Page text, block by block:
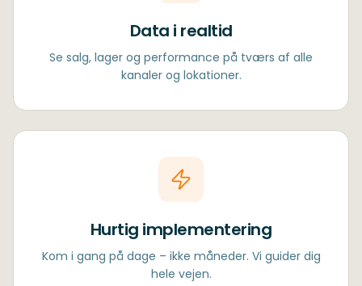
Data i realtid
Se salg, lager og performance på tværs af alle
kanaler og lokationer.
Hurtig implementering
Kom i gang på dage – ikke måneder. Vi guider dig
hele vejen.